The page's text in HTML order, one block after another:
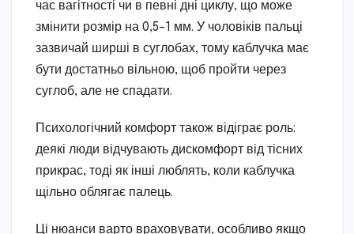
час вагітності чи в певні дні циклу, що може
змінити розмір на 0,5–1 мм. У чоловіків пальці
зазвичай ширші в суглобах, тому каблучка має
бути достатньо вільною, щоб пройти через
суглоб, але не спадати.
Психологічний комфорт також відіграє роль:
деякі люди відчувають дискомфорт від тісних
прикрас, тоді як інші люблять, коли каблучка
щільно облягає палець.
Ці нюанси варто враховувати, особливо якщо